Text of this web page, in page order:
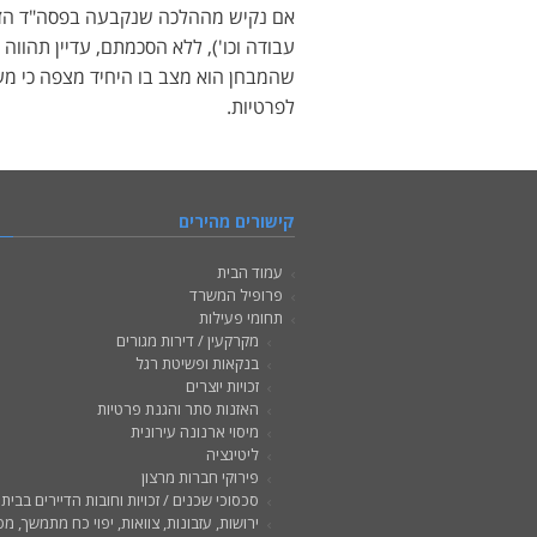
אם נקיש מההלכה שנקבעה בפסה"ד
עבודה וכו'), ללא הסכמתם, עדיין
שהמבחן הוא מצב בו היחיד מצפה כי
לפרטיות.
קישורים מהירים
עמוד הבית
פרופיל המשרד
תחומי פעילות
מקרקעין / דירות מגורים
בנקאות ופשיטת רגל
זכויות יוצרים
האזנות סתר והגנת פרטיות
מיסוי ארנונה עירונית
ליטיגציה
פירוקי חברות מרצון
סכסוכי שכנים / זכויות וחובות הדיירים
ירושות, עזבונות, צוואות, יפוי כח מתמשך,